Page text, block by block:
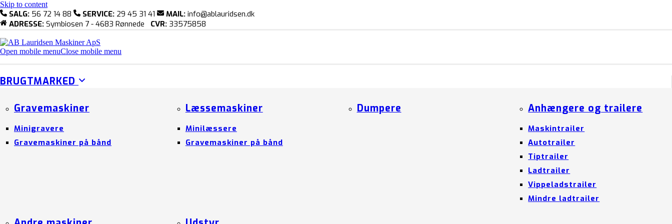
Skip to content
SALG: 56 72 14 88 SERVICE: 29 45 31 41 MAIL: info@ablauridsen.dk
ADRESSE: Symbiosen 7 - 4683 Rønnede CVR: 33575858
Open mobile menuClose mobile menu
BRUGTMARKED
Gravemaskiner
Minigravere
Gravemaskiner på bånd
Læssemaskiner
Minilæssere
Gravemaskiner på bånd
Dumpere Anhængere og trailere
Maskintrailer
Autotrailer
Tiptrailer
Ladtrailer
Vippeladstrailer
Mindre ladtrailer